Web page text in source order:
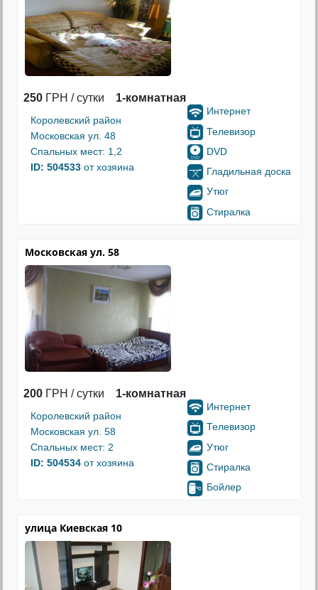
250 ГРН / сутки 1-комнатная
Королевский район
Московская ул. 48
Спальных мест: 1,2
ID: 504533 от хозяина
Интернет
Телевизор
DVD
Гладильная доска
Утюг
Стиралка
Московская ул. 58
200 ГРН / сутки 1-комнатная
Королевский район
Московская ул. 58
Спальных мест: 2
ID: 504534 от хозяина
Интернет
Телевизор
Утюг
Стиралка
Бойлер
улица Киевская 10